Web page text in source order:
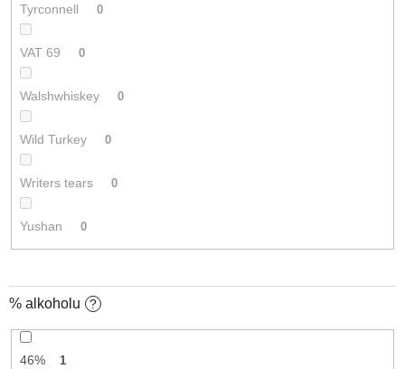
Tyrconnell 0
VAT 69 0
Walshwhiskey 0
Wild Turkey 0
Writers tears 0
Yushan 0
% alkoholu ?
46% 1